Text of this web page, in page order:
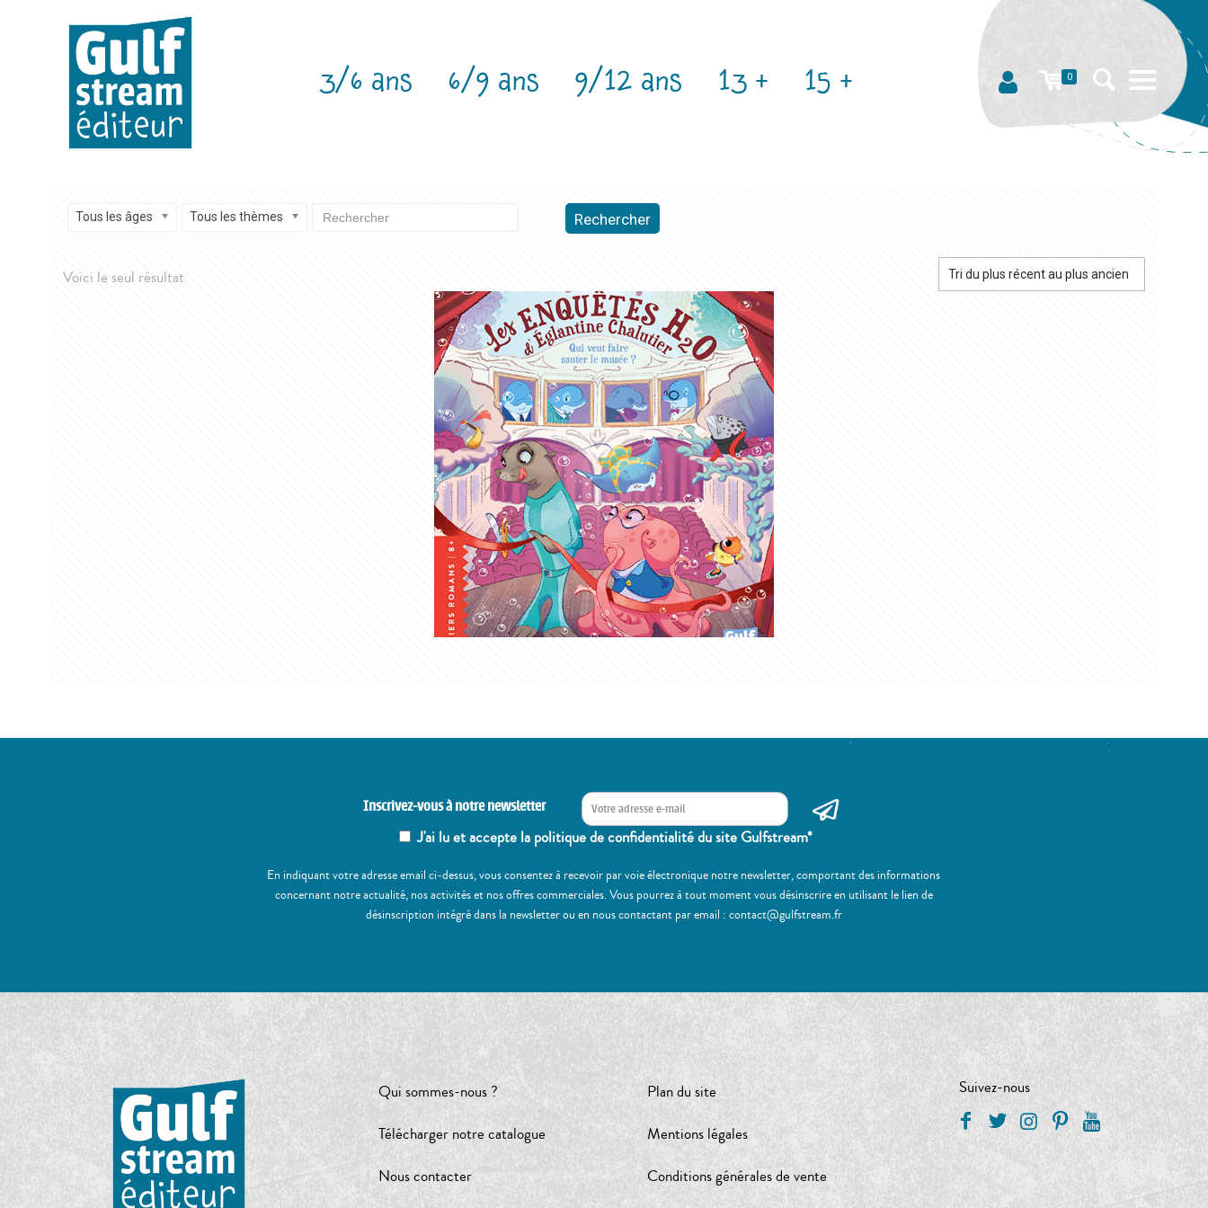
3/6 ans 6/9 ans 9/12 ans 13 + 15 + 0
Tous les âges Tous les thèmes Rechercher
Voici le seul résultat
Inscrivez-vous à notre newsletter
J'ai lu et accepte la politique de confidentialité du site Gulfstream*
En indiquant votre adresse email ci-dessus, vous consentez à recevoir par voie électronique notre newsletter, comportant des informations
concernant notre actualité, nos activités et nos offres commerciales. Vous pourrez à tout moment vous désinscrire en utilisant le lien de
désinscription intégré dans la newsletter ou en nous contactant par email : contact@gulfstream.fr
Qui sommes-nous ?
Télécharger notre catalogue
Nous contacter
Plan du site
Mentions légales
Conditions générales de vente
Suivez-nous